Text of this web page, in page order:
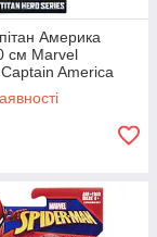
відмінним
Можливе
Америка
см Marvel
America